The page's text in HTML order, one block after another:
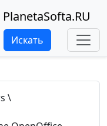
PlanetaSofta.RU
Искать
\